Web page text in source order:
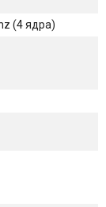
(4 ядра)